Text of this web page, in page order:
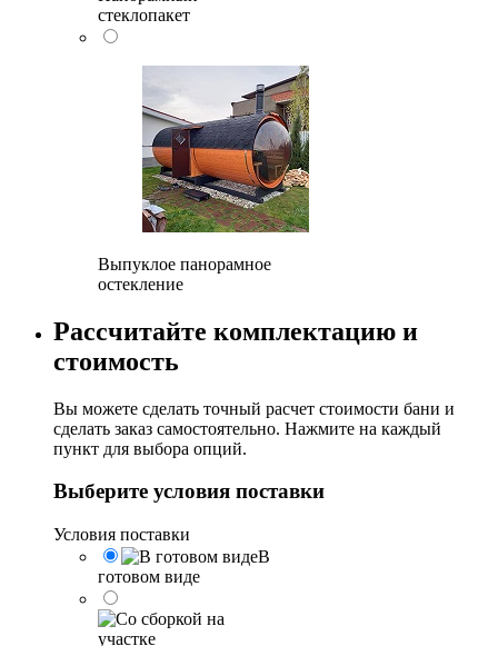
стеклопакет
Выпуклое панорамное
остекление
Рассчитайте комплектацию и
стоимость
Вы можете сделать точный расчет стоимости бани и
сделать заказ самостоятельно. Нажмите на каждый
пункт для выбора опций.
Выберите условия поставки
Условия поставки
В
готовом виде